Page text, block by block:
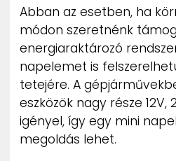
Abban az esetben, ha
módon szeretnénk
energiaraktározó
napelemet is
tetejére. A
eszközök nagy része
igényel, így egy mini
megoldás lehet.